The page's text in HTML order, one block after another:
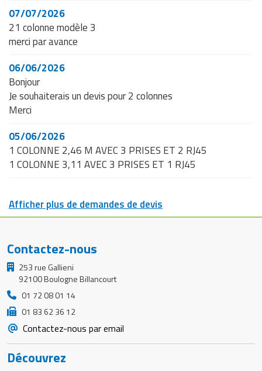
07/07/2026
21 colonne modèle 3
merci par avance
06/06/2026
Bonjour
Je souhaiterais un devis pour 2 colonnes
Merci
05/06/2026
1 COLONNE 2,46 M AVEC 3 PRISES ET 2 RJ45
1 COLONNE 3,11 AVEC 3 PRISES ET 1 RJ45
Afficher plus de demandes de devis
Contactez-nous
253 rue Gallieni
92100 Boulogne Billancourt
01 72 08 01 14
01 83 62 36 12
Contactez-nous par email
Découvrez